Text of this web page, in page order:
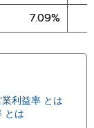
7.09%
利益率 とは
とは